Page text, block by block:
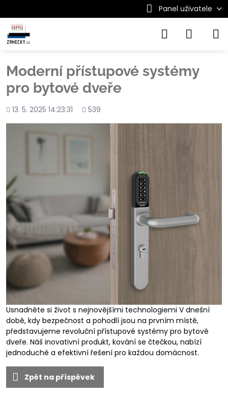
Panel uživatele
Moderní přístupové systémy
pro bytové dveře
Přidáno
13. 5. 2025 14:23:31
Počet
539
Usnadněte si život s nejnovějšími technologiemi V dnešní
době, kdy bezpečnost a pohodlí jsou na prvním místě,
představujeme revoluční přístupové systémy pro bytové
dveře. Náš inovativní produkt, kování se čtečkou, nabízí
jednoduché a efektivní řešení pro každou domácnost.
Zpět na příspěvek